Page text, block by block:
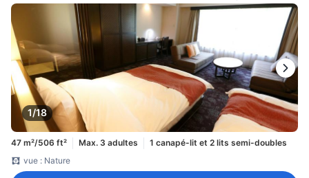
1/18
47 m²/506 ft² Max. 3 adultes
1 canapé-lit et 2 lits semi-doubles
vue : Nature